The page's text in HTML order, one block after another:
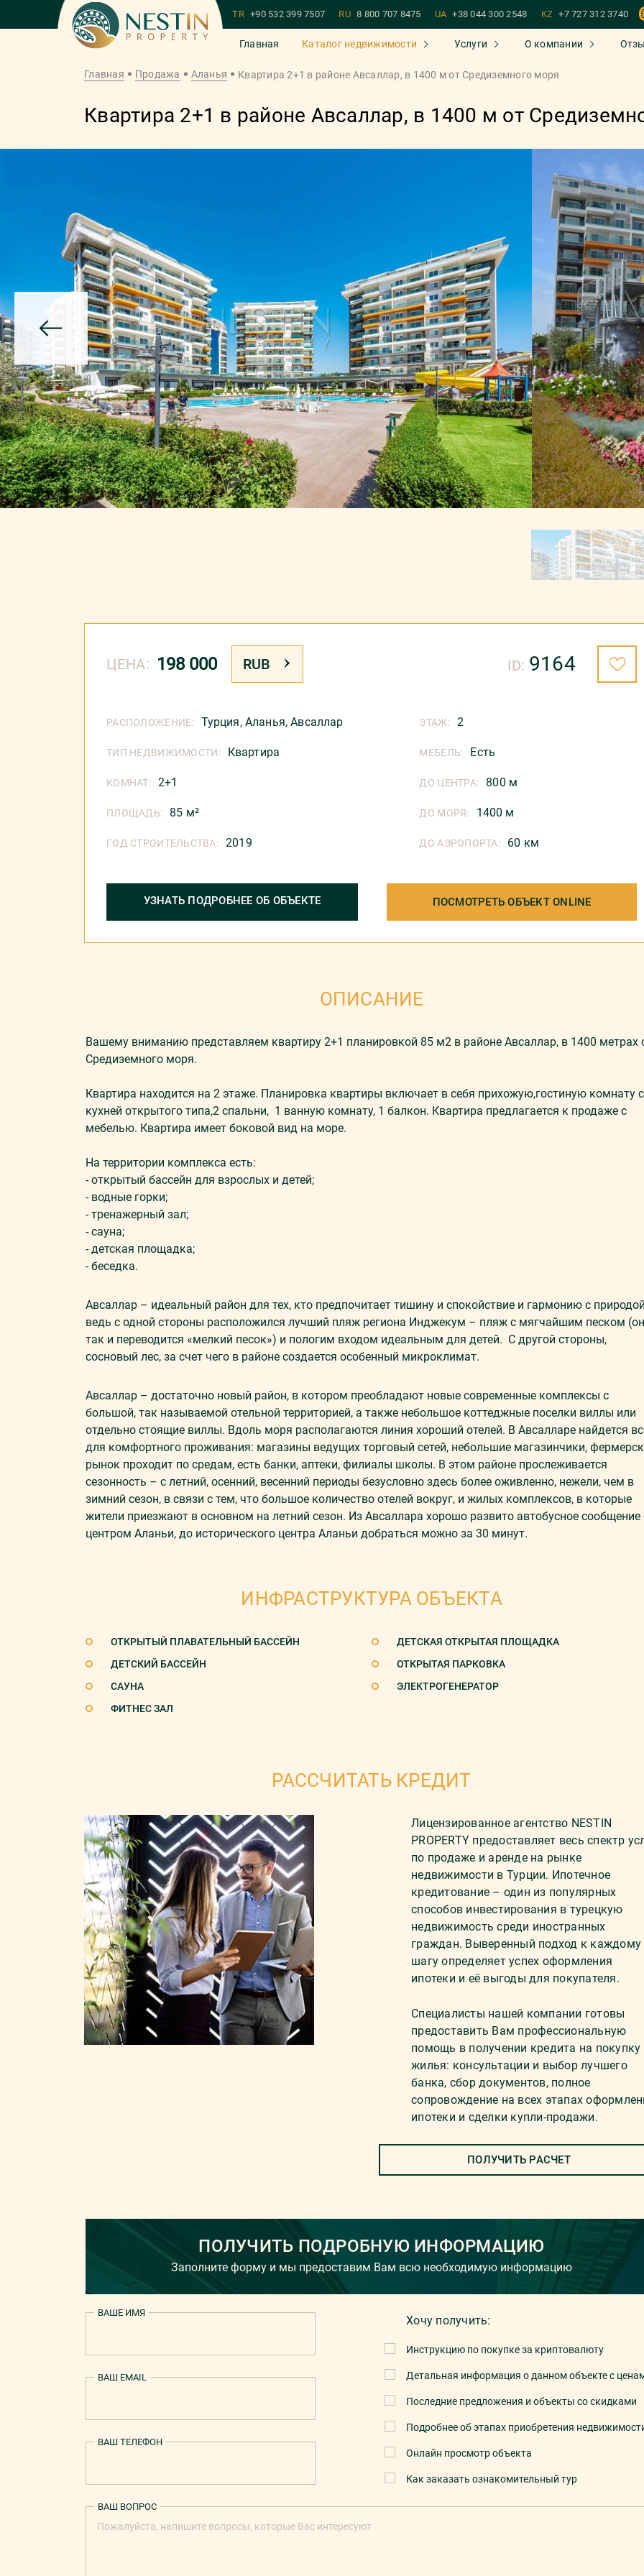
TR +90 532 399 7507 RU 8 800 707 8475 UA +38 044 300 2548 KZ +7 727 312 3740
Главная Каталог недвижимости Услуги О компании
Главная Продажа Аланья Квартира 2+1 в районе Авсаллар, в 1400 м от Средиземного моря
Квартира 2+1 в районе Авсаллар, в 1400 м от
ЦЕНА: 198 000 RUB ID: 9164
РАСПОЛОЖЕНИЕ: Турция, Аланья,Авсаллар ЭТАЖ: 2
ТИП НЕДВИЖИМОСТИ: Квартира МЕБЕЛЬ: Есть
КОМНАТ: 2+1 ДО ЦЕНТРА: 800 м
ПЛОЩАДЬ: 85 м² ДО МОРЯ: 1400 м
ГОД СТРОИТЕЛЬСТВА: 2019 ДО АЭРОПОРТА: 60 км
УЗНАТЬ ПОДРОБНЕЕ ОБ ОБЪЕКТЕ ПОСМОТРЕТЬ ОБЪЕКТ ONLINE
ОПИСАНИЕ
Вашему вниманию представляем квартиру 2+1 планировкой 85 м2 в районе Авсаллар, в 1400 метрах
Средиземного моря.
Квартира находится на 2 этаже. Планировка квартиры включает в себя прихожую,гостиную комнату с
кухней открытого типа,2 спальни, 1 ванную комнату, 1 балкон. Квартира предлагается к продаже с
мебелью. Квартира имеет боковой вид на море.
На территории комплекса есть:
- открытый бассейн для взрослых и детей;
- водные горки;
- тренажерный зал;
- сауна;
- детская площадка;
- беседка.
Авсаллар – идеальный район для тех, кто предпочитает тишину и спокойствие и гармонию с
ведь с одной стороны расположился лучший пляж региона Инджекум – пляж с мягчайшим песком (он
так и переводится «мелкий песок») и пологим входом идеальным для детей. С другой стороны,
сосновый лес, за счет чего в районе создается особенный микроклимат.
Авсаллар – достаточно новый район, в котором преобладают новые современные комплексы с
большой, так называемой отельной территорией, а также небольшое коттеджные поселки виллы или
отдельно стоящие виллы. Вдоль моря располагаются линия хороший отелей. В Авсалларе найдется
для комфортного проживания: магазины ведущих торговый сетей, небольшие магазинчики,
рынок проходит по средам, есть банки, аптеки, филиалы школы. В этом районе прослеживается
сезонность – с летний, осенний, весенний периоды безусловно здесь более оживленно, нежели, чем в
зимний сезон, в связи с тем, что большое количество отелей вокруг, и жилых комплексов, в которые
жители приезжают в основном на летний сезон. Из Авсаллара хорошо развито автобусное сообщение
центром Аланьи, до исторического центра Аланьи добраться можно за 30 минут.
ИНФРАСТРУКТУРА ОБЪЕКТА
ОТКРЫТЫЙ ПЛАВАТЕЛЬНЫЙ БАССЕЙН
ДЕТСКИЙ БАССЕЙН
САУНА
ФИТНЕС ЗАЛ
ДЕТСКАЯ ОТКРЫТАЯ ПЛОЩАДКА
ОТКРЫТАЯ ПАРКОВКА
ЭЛЕКТРОГЕНЕРАТОР
РАССЧИТАТЬ КРЕДИТ
Лицензированное агентство NESTIN
PROPERTY предоставляет весь спектр
по продаже и аренде на рынке
недвижимости в Турции. Ипотечное
кредитование – один из популярных
способов инвестирования в турецкую
недвижимость среди иностранных
граждан. Выверенный подход к каждому
шагу определяет успех оформления
ипотеки и её выгоды для покупателя.
Специалисты нашей компании готовы
предоставить Вам профессиональную
помощь в получении кредита на покупку
жилья: консультации и выбор лучшего
банка, сбор документов, полное
сопровождение на всех этапах
ипотеки и сделки купли-продажи.
ПОЛУЧИТЬ РАСЧЕТ
ПОЛУЧИТЬ ПОДРОБНУЮ ИНФОРМАЦИЮ
Заполните форму и мы предоставим Вам всю необходимую информацию
ВАШЕ ИМЯ
ВАШ EMAIL
ВАШ ТЕЛЕФОН
Хочу получить:
Инструкцию по покупке за криптовалюту
Детальная информация о данном объекте с
Последние предложения и объекты со скидками
Подробнее об этапах приобретения
Онлайн просмотр объекта
Как заказать ознакомительный тур
ВАШ ВОПРОС